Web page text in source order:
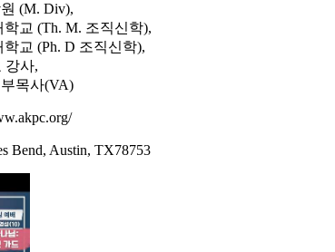
(M. Div),
교 (Th. M. 조직신학),
교 (Ph. D 조직신학),
강사,
목사(VA)
Bend, Austin, TX78753